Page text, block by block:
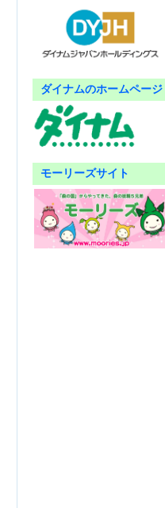
ダイナムのホームページ
モーリーズサイト